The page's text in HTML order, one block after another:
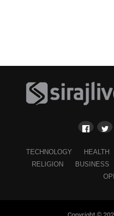
TECHNOLOGY HEALTH
RELIGION
BUSINESS